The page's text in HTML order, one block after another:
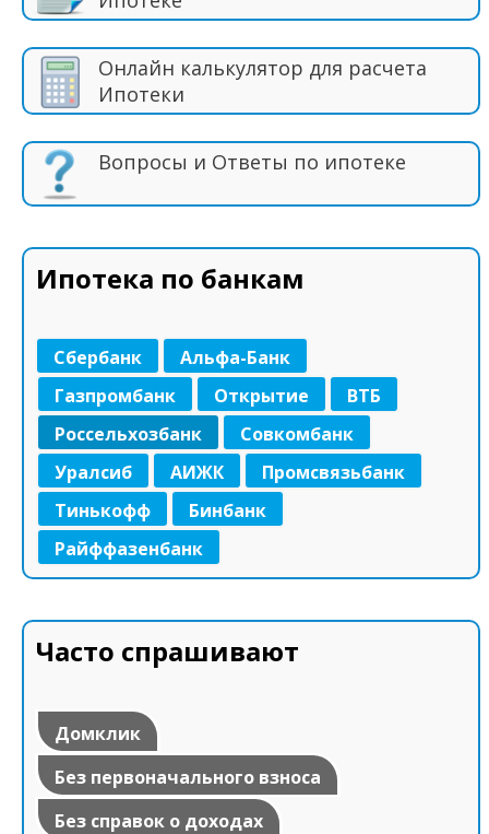
Онлайн калькулятор для расчета
Ипотеки
Вопросы и Ответы по ипотеке
Ипотека по банкам
Сбербанк
Альфа-Банк
Газпромбанк
Открытие
ВТБ
Россельхозбанк
Совкомбанк
Уралсиб
АИЖК
Промсвязьбанк
Тинькофф
Бинбанк
Райффазенбанк
Часто спрашивают
Домклик
Без первоначального взноса
Без справок о доходах